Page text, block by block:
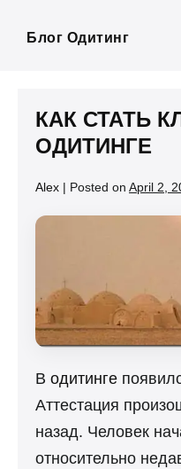
Блог Одитинг
КАК СТАТЬ
ОДИТИНГЕ
Alex | Posted on April 2,
В одитинге
Аттестация
назад. Человек
относительно